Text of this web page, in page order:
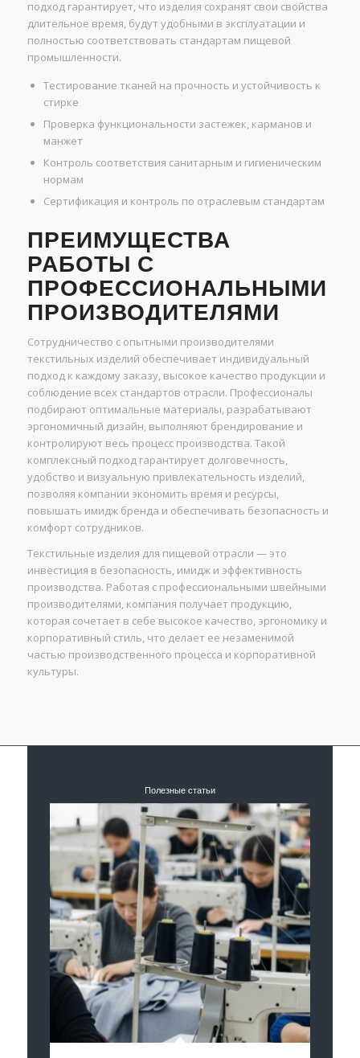
подход гарантирует, что изделия сохранят свои свойства
длительное время, будут удобными в эксплуатации и
полностью соответствовать стандартам пищевой
промышленности.
Тестирование тканей на прочность и устойчивость к
стирке
Проверка функциональности застежек, карманов и
манжет
Контроль соответствия санитарным и гигиеническим
нормам
Сертификация и контроль по отраслевым стандартам
ПРЕИМУЩЕСТВА
РАБОТЫ С
ПРОФЕССИОНАЛЬНЫМИ
ПРОИЗВОДИТЕЛЯМИ
Сотрудничество с опытными производителями
текстильных изделий обеспечивает индивидуальный
подход к каждому заказу, высокое качество продукции и
соблюдение всех стандартов отрасли. Профессионалы
подбирают оптимальные материалы, разрабатывают
эргономичный дизайн, выполняют брендирование и
контролируют весь процесс производства. Такой
комплексный подход гарантирует долговечность,
удобство и визуальную привлекательность изделий,
позволяя компании экономить время и ресурсы,
повышать имидж бренда и обеспечивать безопасность и
комфорт сотрудников.
Текстильные изделия для пищевой отрасли — это
инвестиция в безопасность, имидж и эффективность
производства. Работая с профессиональными швейными
производителями, компания получает продукцию,
которая сочетает в себе высокое качество, эргономику и
корпоративный стиль, что делает ее незаменимой
частью производственного процесса и корпоративной
культуры.
Полезные статьи